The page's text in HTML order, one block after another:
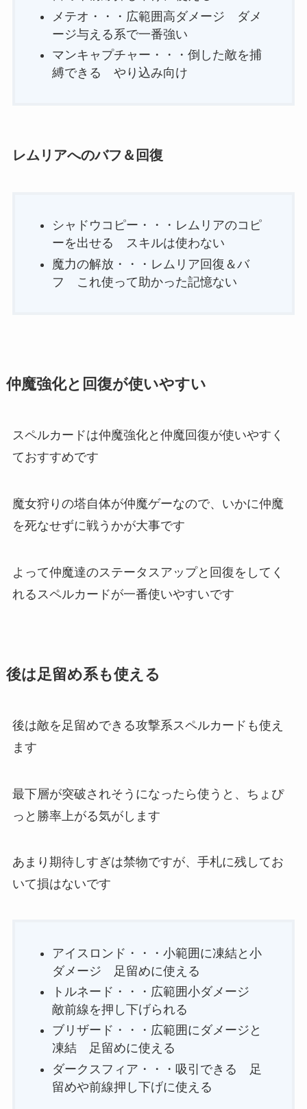
メテオ・・・広範囲高ダメージ ダメ
ージ与える系で一番強い
マンキャプチャー・・・倒した敵を捕
縛できる やり込み向け
レムリアへのバフ＆回復
シャドウコピー・・・レムリアのコピ
ーを出せる スキルは使わない
魔力の解放・・・レムリア回復＆バ
フ これ使って助かった記憶ない
仲魔強化と回復が使いやすい
スペルカードは仲魔強化と仲魔回復が使いやすく
ておすすめです
魔女狩りの塔自体が仲魔ゲーなので、いかに仲魔
を死なせずに戦うかが大事です
よって仲魔達のステータスアップと回復をしてく
れるスペルカードが一番使いやすいです
後は足留め系も使える
後は敵を足留めできる攻撃系スペルカードも使え
ます
最下層が突破されそうになったら使うと、ちょぴ
っと勝率上がる気がします
あまり期待しすぎは禁物ですが、手札に残してお
いて損はないです
アイスロンド・・・小範囲に凍結と小
ダメージ 足留めに使える
トルネード・・・広範囲小ダメージ
敵前線を押し下げられる
ブリザード・・・広範囲にダメージと
凍結 足留めに使える
ダークスフィア・・・吸引できる 足
留めや前線押し下げに使える